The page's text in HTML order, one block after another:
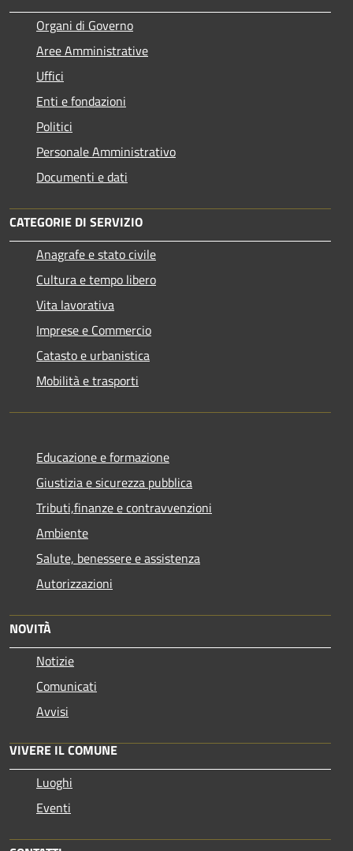
Organi di Governo
Aree Amministrative
Uffici
Enti e fondazioni
Politici
Personale Amministrativo
Documenti e dati
CATEGORIE DI SERVIZIO
Anagrafe e stato civile
Cultura e tempo libero
Vita lavorativa
Imprese e Commercio
Catasto e urbanistica
Mobilità e trasporti
Educazione e formazione
Giustizia e sicurezza pubblica
Tributi,finanze e contravvenzioni
Ambiente
Salute, benessere e assistenza
Autorizzazioni
NOVITÀ
Notizie
Comunicati
Avvisi
VIVERE IL COMUNE
Luoghi
Eventi